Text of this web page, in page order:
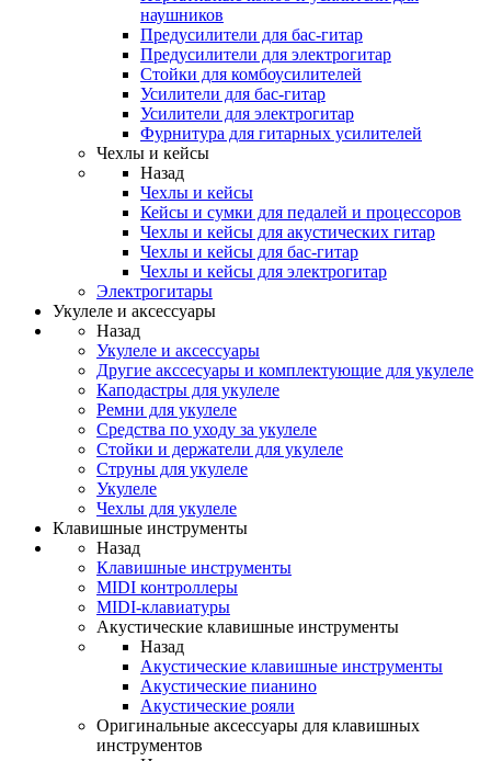
наушников
Предусилители для бас-гитар
Предусилители для электрогитар
Стойки для комбоусилителей
Усилители для бас-гитар
Усилители для электрогитар
Фурнитура для гитарных усилителей
Чехлы и кейсы
Назад
Чехлы и кейсы
Кейсы и сумки для педалей и процессоров
Чехлы и кейсы для акустических гитар
Чехлы и кейсы для бас-гитар
Чехлы и кейсы для электрогитар
Электрогитары
Укулеле и аксессуары
Назад
Укулеле и аксессуары
Другие акссесуары и комплектующие для укулеле
Каподастры для укулеле
Ремни для укулеле
Средства по уходу за укулеле
Стойки и держатели для укулеле
Струны для укулеле
Укулеле
Чехлы для укулеле
Клавишные инструменты
Назад
Клавишные инструменты
MIDI контроллеры
MIDI-клавиатуры
Акустические клавишные инструменты
Назад
Акустические клавишные инструменты
Акустические пианино
Акустические рояли
Оригинальные аксессуары для клавишных
инструментов